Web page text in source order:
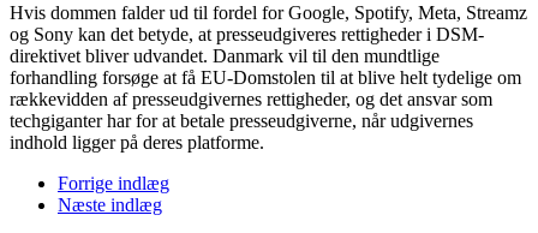
Hvis dommen falder ud til fordel for Google, Spotify, Meta, Streamz
og Sony kan det betyde, at presseudgiveres rettigheder i DSM-
direktivet bliver udvandet. Danmark vil til den mundtlige
forhandling forsøge at få EU-Domstolen til at blive helt tydelige om
rækkevidden af presseudgivernes rettigheder, og det ansvar som
techgiganter har for at betale presseudgiverne, når udgivernes
indhold ligger på deres platforme.
Forrige indlæg
Næste indlæg